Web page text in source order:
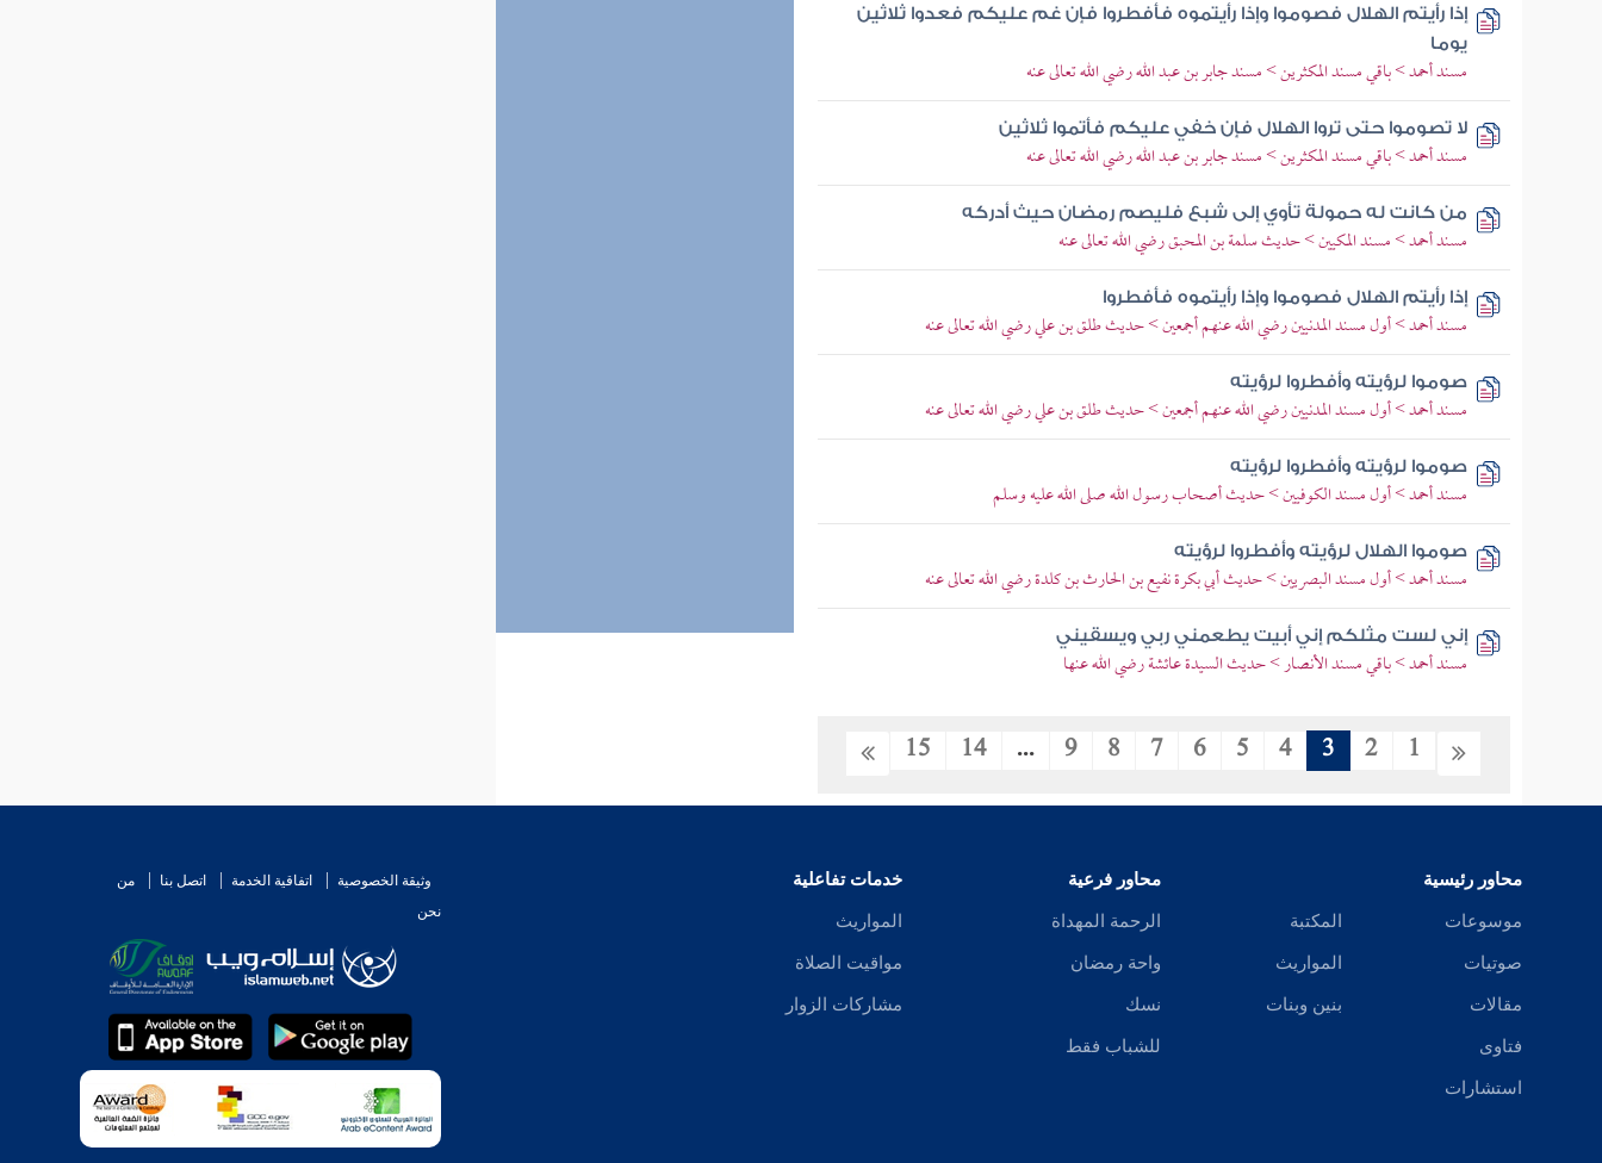
إذا رأيتم الهلال فصوموا وإذا رأيتموه فأفطروا فإن غم عليكم فعدوا ثلاثين
يوما
مسند أحمد > باقي مسند المكثرين > مسند جابر بن عبد الله رضي الله تعالى عنه
لا تصوموا حتى تروا الهلال فإن خفي عليكم فأتموا ثلاثين
مسند أحمد > باقي مسند المكثرين > مسند جابر بن عبد الله رضي الله تعالى عنه
من كانت له حمولة تأوي إلى شبع فليصم رمضان حيث أدركه
مسند أحمد > مسند المكيين > حديث سلمة بن المحبق رضي الله تعالى عنه
إذا رأيتم الهلال فصوموا وإذا رأيتموه فأفطروا
مسند أحمد > أول مسند المدنيين رضي الله عنهم أجمعين > حديث طلق بن علي رضي الله تعالى عنه
صوموا لرؤيته وأفطروا لرؤيته
مسند أحمد > أول مسند المدنيين رضي الله عنهم أجمعين > حديث طلق بن علي رضي الله تعالى عنه
صوموا لرؤيته وأفطروا لرؤيته
مسند أحمد > أول مسند الكوفيين > حديث أصحاب رسول الله صلى الله عليه وسلم
صوموا الهلال لرؤيته وأفطروا لرؤيته
مسند أحمد > أول مسند البصريين > حديث أبي بكرة نفيع بن الحارث بن كلدة رضي الله تعالى عنه
إني لست مثلكم إني أبيت يطعمني ربي ويسقيني
مسند أحمد > باقي مسند الأنصار > حديث السيدة عائشة رضي الله عنها
1
2
3
4
5
6
7
8
9
...
14
15
محاور رئيسية
موسوعات
صوتيات
مقالات
فتاوى
استشارات
المكتبة
المواريث
بنين وبنات
محاور فرعية
الرحمة المهداة
واحة رمضان
نسك
للشباب فقط
خدمات تفاعلية
المواريث
مواقيت الصلاة
مشاركات الزوار
وثيقة الخصوصية اتفاقية الخدمة اتصل بنا
من
نحن